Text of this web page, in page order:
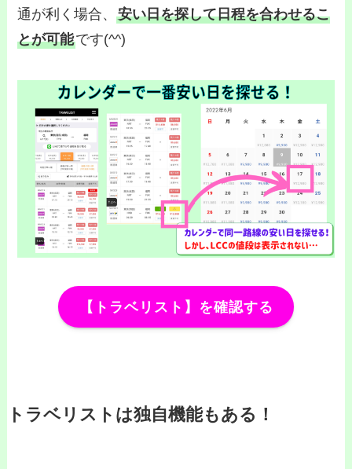
通が利く場合、安い日を探して日程を合わせるこ
とが可能です(^^)
【トラベリスト】を確認する
トラベリストは独自機能もある！